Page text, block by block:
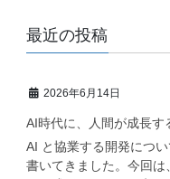
最近の投稿
2026年6月14日
AI時代に、人間が成長す
AI と協業する開発につ
書いてきました。今回